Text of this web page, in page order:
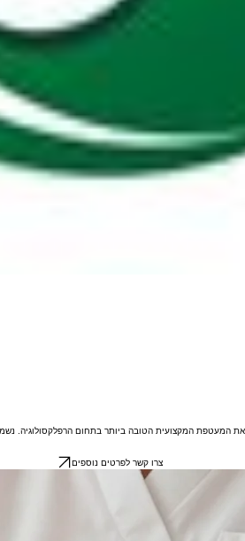
המעטפת המקצועית הטובה ביותר בתחום הרפלקסולוגיה.
צרו קשר לפרטים נוספים